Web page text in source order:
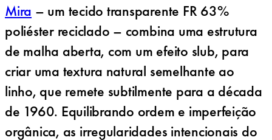
Mira – um tecido transparente FR 63%
poliéster reciclado – combina uma estrutura
de malha aberta, com um efeito slub, para
criar uma textura natural semelhante ao
linho, que remete subtilmente para a década
de 1960. Equilibrando ordem e imperfeição
orgânica, as irregularidades intencionais do